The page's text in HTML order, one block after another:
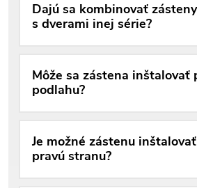
Dajú sa kombinovať
s dverami inej série?
Môže sa zástena inštalovať
podlahu?
Je možné zástenu
pravú stranu?